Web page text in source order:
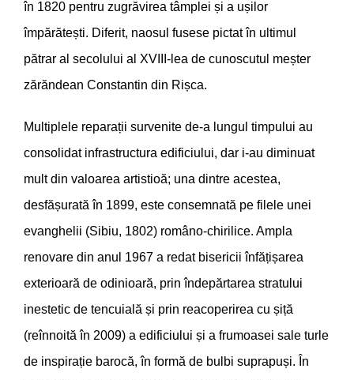
în 1820 pentru zugrăvirea tâmplei și a ușilor
împărătești. Diferit, naosul fusese pictat în ultimul
pătrar al secolului al XVIII-lea de cunoscutul meșter
zărăndean Constantin din Rișca.
Multiplele reparații survenite de-a lungul timpului au
consolidat infrastructura edificiului, dar i-au diminuat
mult din valoarea artistioă; una dintre acestea,
desfășurată în 1899, este consemnată pe filele unei
evanghelii (Sibiu, 1802) româno-chirilice. Ampla
renovare din anul 1967 a redat bisericii înfățișarea
exterioară de odinioară, prin îndepărtarea stratului
inestetic de tencuială și prin reacoperirea cu șiță
(reînnoită în 2009) a edificiului și a frumoasei sale turle
de inspirație barocă, în formă de bulbi suprapuși. În